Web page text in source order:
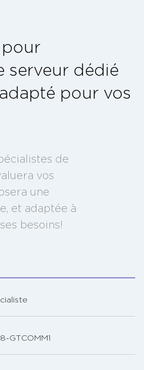
pour
serveur dédié
pour vos
de
vos
une
et adaptée à
besoins!
GTCOMM1